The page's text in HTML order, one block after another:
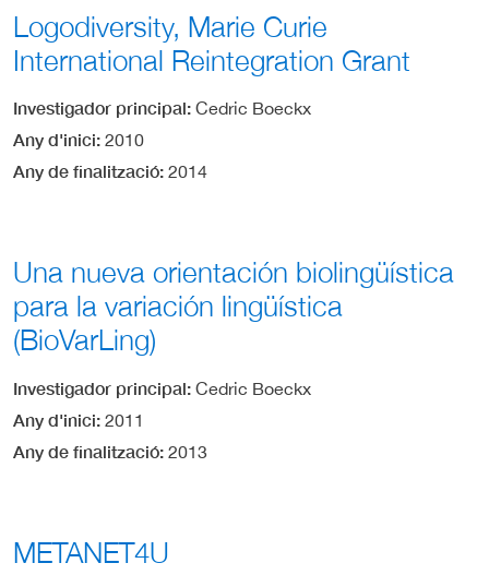
Logodiversity, Marie Curie
International Reintegration Grant
Investigador principal Cedric Boeckx
Any d'inici 2010
Any de finalització 2014
Una nueva orientación biolingüística
para la variación lingüística
(BioVarLing)
Investigador principal Cedric Boeckx
Any d'inici 2011
Any de finalització 2013
METANET4U